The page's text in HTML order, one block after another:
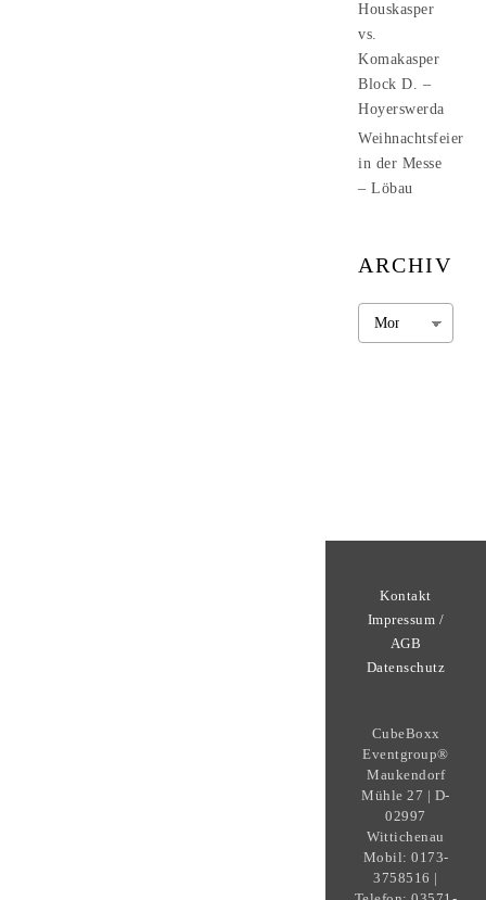
Houskasper
vs.
Komakasper
Block D. –
Hoyerswerda
Weihnachtsfeier
in der Messe
– Löbau
ARCHIV
Archiv
Kontakt
Impressum /
AGB
Datenschutz
CubeBoxx
Eventgroup®
Maukendorf
Mühle 27 | D-
02997
Wittichenau
Mobil: 0173-
3758516 |